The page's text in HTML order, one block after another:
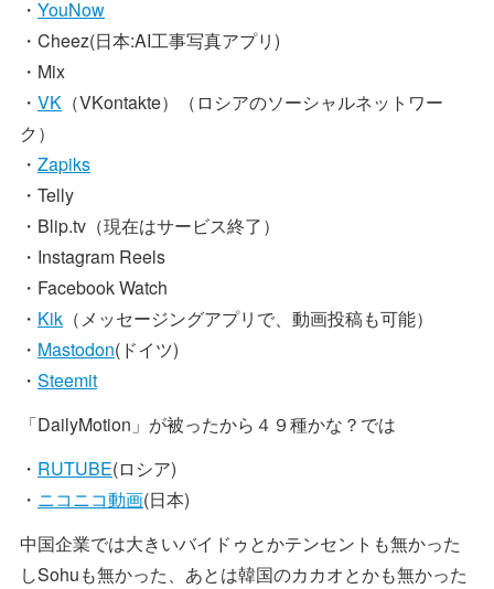
・ YouNow
・Cheez(日本:AI工事写真アプリ)
・Mix
・ VK （VKontakte）（ロシアのソーシャルネットワー
ク）
・ Zapiks
・Telly
・Blip.tv（現在はサービス終了）
・Instagram Reels
・Facebook Watch
・ Kik （メッセージングアプリで、動画投稿も可能）
・ Mastodon(ドイツ)
・ Steemit
「DailyMotion」が被ったから４９種かな？では
・ RUTUBE(ロシア)
・ ニコニコ動画(日本)
中国企業では大きいバイドゥとかテンセントも無かった
しSohuも無かった、あとは韓国のカカオとかも無かった